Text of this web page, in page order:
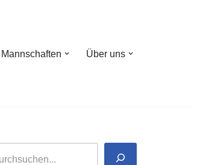
Mannschaften Über uns